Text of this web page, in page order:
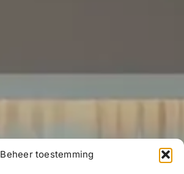
Beheer toestemming